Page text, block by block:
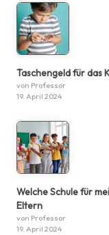
Taschengeld für das
von Professor
19. April 2024
Welche Schule für
Eltern
von Professor
19. April 2024